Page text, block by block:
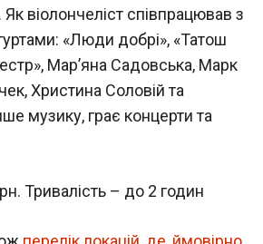
віолончеліст співпрацював з
«Люди добрі», «Татош
Мар’яна Садовська, Марк
Христина Соловій та
музику, грає концерти та
Тривалість – до 2 годин